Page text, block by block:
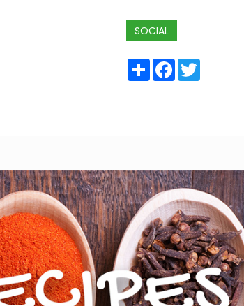
SOCIAL
ShareFacebook